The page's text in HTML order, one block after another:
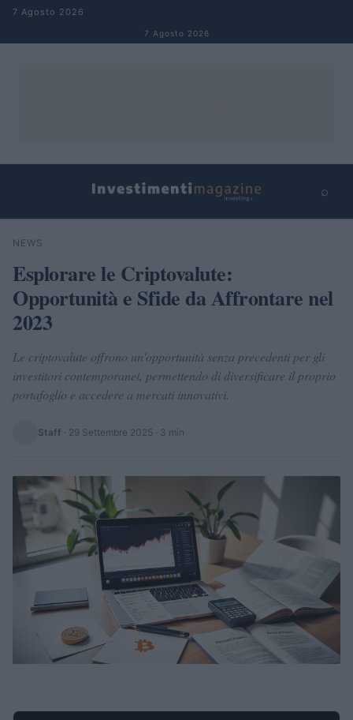
Salta al contenuto
7 Agosto 2026
7 Agosto 2026
⌕
Cerca
NEWS
Esplorare le Criptovalute:
Opportunità e Sfide da Affrontare nel
2023
Le criptovalute offrono un'opportunità senza precedenti per gli
investitori contemporanei, permettendo di diversificare il proprio
portafoglio e accedere a mercati innovativi.
Staff · 29 Settembre 2025 · 3 min